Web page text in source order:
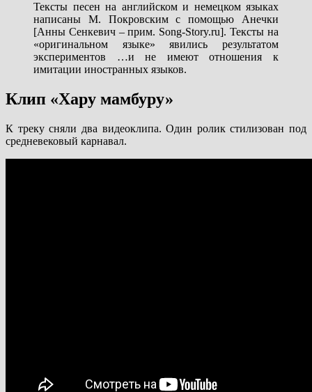
Тексты песен на английском и немецком языках
написаны М. Покровским с помощью Анечки
[Анны Сенкевич – прим. Song-Story.ru]. Тексты на
«оригинальном языке» явились результатом
экспериментов …и не имеют отношения к
имитации иностранных языков.
Клип «Хару мамбуру»
К треку сняли два видеоклипа. Один ролик стилизован под
средневековый карнавал.